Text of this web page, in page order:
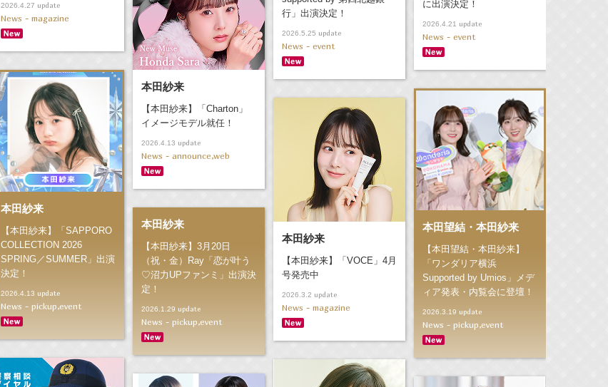
行」出演決定！
2026.5.25 update
News - event
2026.4.27 update
News - magazine
に出演決定！
2026.4.21 update
News - event
本田紗来
【本田紗来】「Charton」
イメージモデル就任！
2026.4.13 update
News - announce,web
本田紗来
【本田紗来】「SAPPORO
COLLECTION 2026
SPRING／SUMMER」出演
決定！
2026.4.13 update
News - pickup,event
本田望結・本田紗来
【本田望結・本田紗来】
「ワンダリア横浜
Supported by Umios」メデ
ィア発表・内覧会に登壇！
2026.3.19 update
News - pickup,event
本田紗来
【本田紗来】「VOCE」4月
号発売中
2026.3.2 update
News - magazine
本田紗来
【本田紗来】3月20日
（祝・金）Ray「恋が叶う
♡沼力UPファンミ」出演決
定！
2026.1.29 update
News - pickup,event